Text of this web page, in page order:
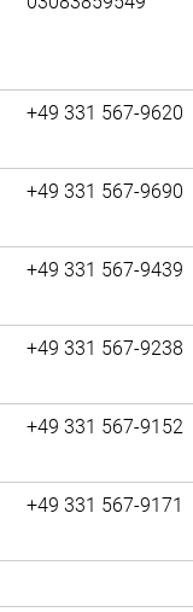
+49 331 567-9620
+49 331 567-9690
+49 331 567-9439
+49 331 567-9238
+49 331 567-9152
+49 331 567-9171